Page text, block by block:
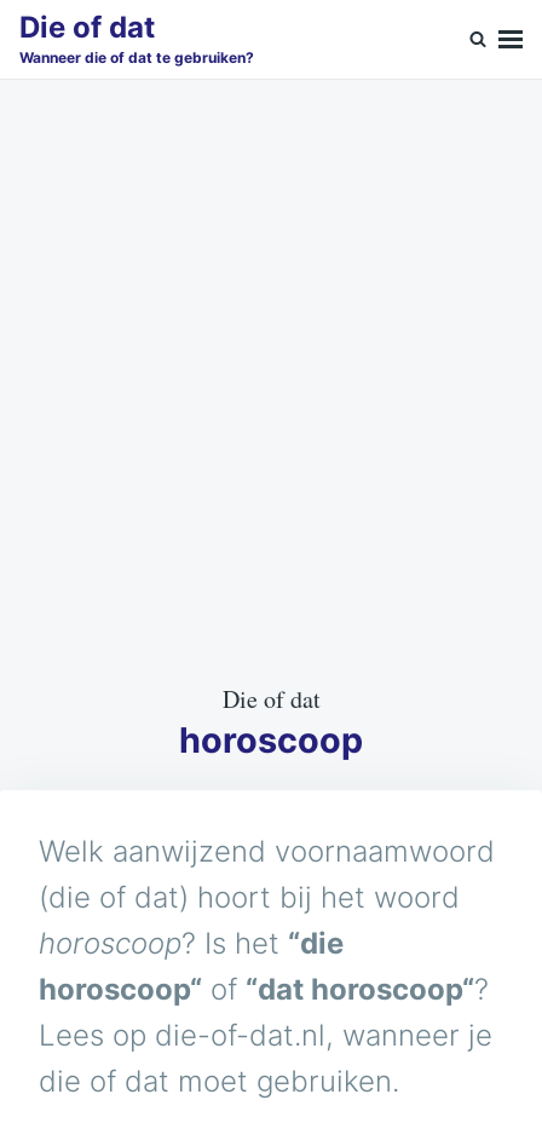
SkipSearch
for:
Die of dat
Wanneer die of dat te gebruiken?
Die of dat
horoscoop
Welk aanwijzend voornaamwoord
(die of dat) hoort bij het woord
horoscoop? Is het “die
horoscoop“ of “dat horoscoop“?
Lees op die-of-dat.nl, wanneer je
die of dat moet gebruiken.